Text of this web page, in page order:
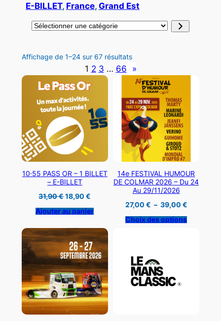
E-BILLET, France, Grand Est
Sélectionner
Affichage de 1–24 sur 67 résultatsTrié
du
plus
récent
au
plus
ancien
1 2 3 … 66 »
10·55 PASS OR – 1 BILLET
– E-BILLET
31,90€Le
prix
initial
était :
18,90€
actuel
est :
Ajouter au panier
14e FESTIVAL HUMOUR
DE COLMAR 2026 – Du 24
Au 29/11/2026
27,00 € – 39,00 €Plage
prix :
27,00 €
Choix des options